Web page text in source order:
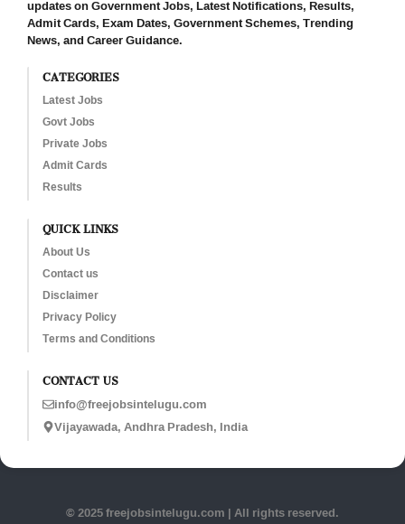
updates on Government Jobs, Latest Notifications, Results,
Admit Cards, Exam Dates, Government Schemes, Trending
News, and Career Guidance.
CATEGORIES
Latest Jobs
Govt Jobs
Private Jobs
Admit Cards
Results
QUICK LINKS
About Us
Contact us
Disclaimer
Privacy Policy
Terms and Conditions
CONTACT US
info@freejobsintelugu.com
Vijayawada, Andhra Pradesh, India
© 2025 freejobsintelugu.com | All rights reserved.